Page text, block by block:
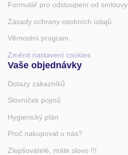
Formulář pro odstoupení od smlouvy
Zásady ochrany osobních údajů
Věrnostní program
Změnit nastavení cookies
Vaše objednávky
Dotazy zákazníků
Slovníček pojmů
Hygienický plán
Proč nakupovat u nás?
Zlepšovatelé, máte slovo !!!